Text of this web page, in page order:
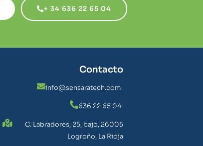
+ 34 636 22 65 04
Contacto
info@sensaratech.com
636 22 65 04
C. Labradores, 25, bajo, 26005
Logroño, La Rioja